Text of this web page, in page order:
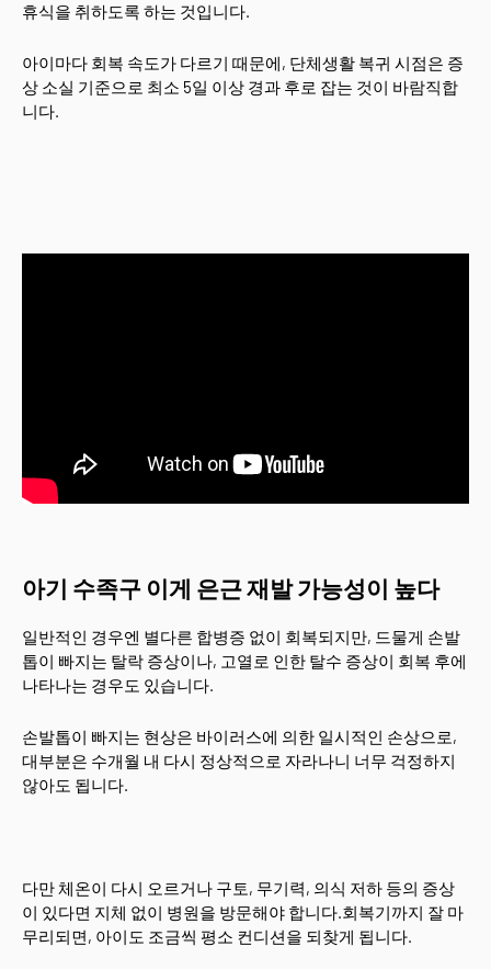
휴식을 취하도록 하는 것입니다.
아이마다 회복 속도가 다르기 때문에, 단체생활 복귀 시점은 증
상 소실 기준으로 최소 5일 이상 경과 후로 잡는 것이 바람직합
니다.
아기 수족구 이게 은근 재발 가능성이 높다
일반적인 경우엔 별다른 합병증 없이 회복되지만, 드물게 손발
톱이 빠지는 탈락 증상이나, 고열로 인한 탈수 증상이 회복 후에
나타나는 경우도 있습니다.
손발톱이 빠지는 현상은 바이러스에 의한 일시적인 손상으로,
대부분은 수개월 내 다시 정상적으로 자라나니 너무 걱정하지
않아도 됩니다.
다만 체온이 다시 오르거나 구토, 무기력, 의식 저하 등의 증상
이 있다면 지체 없이 병원을 방문해야 합니다.회복기까지 잘 마
무리되면, 아이도 조금씩 평소 컨디션을 되찾게 됩니다.